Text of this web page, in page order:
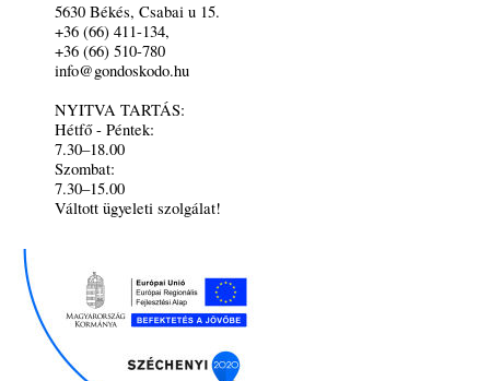
5630 Békés, Csabai u 15.
+36 (66) 411-134,
+36 (66) 510-780
info@gondoskodo.hu
NYITVA TARTÁS:
Hétfő - Péntek:
7.30–18.00
Szombat:
7.30–15.00
Váltott ügyeleti szolgálat!